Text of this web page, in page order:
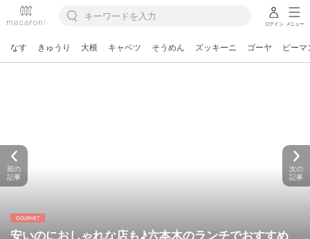
ログイン メニュー
なす きゅうり 大根 キャベツ そうめん ズッキーニ ゴーヤ ピーマ
安いのにおしゃれな店も♪六本木のランチでおすすめ
前の
記事
次の
記事